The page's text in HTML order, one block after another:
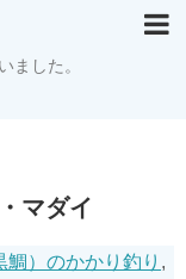
ました。
マダイ
鯛）のかかり釣り ,